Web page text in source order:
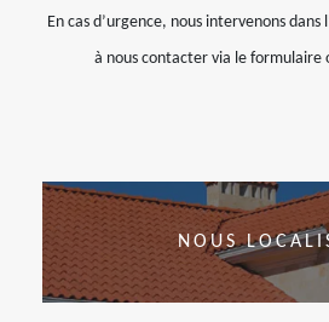
En cas d’urgence, nous intervenons dans
à nous contacter via le formulaire
NOUS